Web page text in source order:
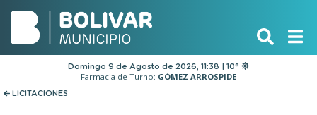
Domingo 9 de Agosto de 2026, 11:38 | 10°
Farmacia de Turno: GÓMEZ ARROSPIDE
LICITACIONES